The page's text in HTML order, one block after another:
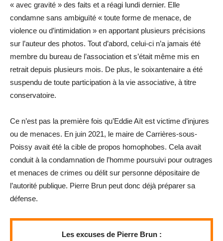
« avec gravité » des faits et a réagi lundi dernier. Elle
condamne sans ambiguïté « toute forme de menace, de
violence ou d’intimidation » en apportant plusieurs précisions
sur l’auteur des photos. Tout d’abord, celui-ci n’a jamais été
membre du bureau de l’association et s’était même mis en
retrait depuis plusieurs mois. De plus, le soixantenaire a été
suspendu de toute participation à la vie ­associative, à titre
conservatoire.
Ce n’est pas la première fois qu’Eddie Aït est victime d’injures
ou de menaces. En juin 2021, le maire de Carrières-sous-
Poissy avait été la cible de propos homophobes. Cela avait
conduit à la condamnation de l’homme poursuivi pour outrages
et menaces de crimes ou délit sur personne dépositaire de
l’autorité publique. Pierre Brun peut donc déjà préparer sa
défense.
Les excuses de Pierre Brun :